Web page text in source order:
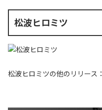
松波ヒロミツ
松波ヒロミツの他のリリース：